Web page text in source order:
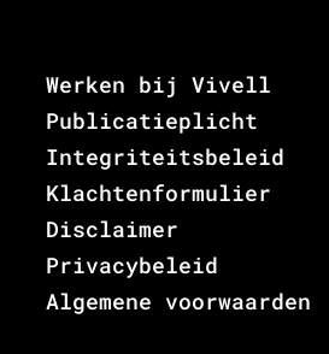
Werken bij Vivell
Publicatieplicht
Integriteitsbeleid
Klachtenformulier
Disclaimer
Privacybeleid
Algemene voorwaarden